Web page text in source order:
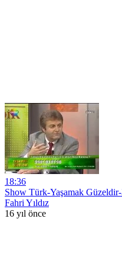
18:36
Show Türk-Yaşamak
Fahri Yıldız
16 yıl önce